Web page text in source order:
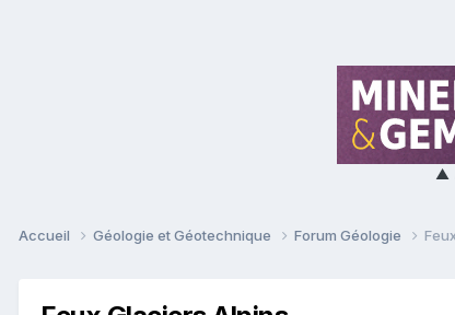
▲
Accueil Géologie et Géotechnique Forum Géologie